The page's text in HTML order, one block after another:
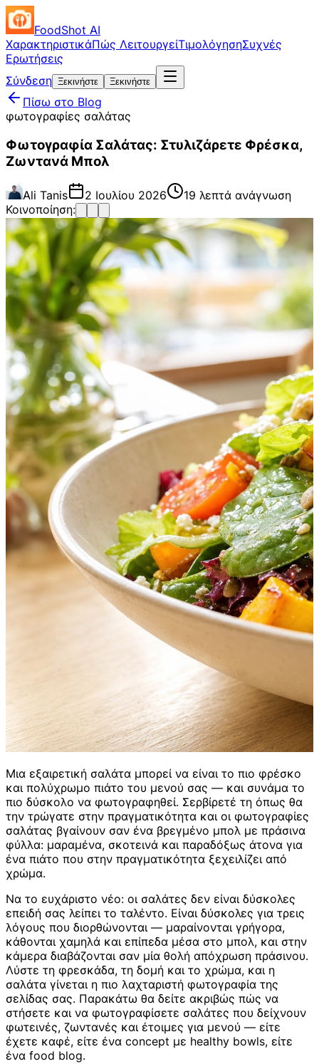
FoodShot AI
ΧαρακτηριστικάΠώς ΛειτουργείΤιμολόγησηΣυχνές
Ερωτήσεις
Σύνδεση Ξεκινήστε Ξεκινήστε
Πίσω στο Blog
φωτογραφίες σαλάτας
Φωτογραφία Σαλάτας: Στυλιζάρετε Φρέσκα,
Ζωντανά Μπολ
Ali Tanis 2 Ιουλίου 2026
19 λεπτά ανάγνωση
Κοινοποίηση:
Μια εξαιρετική σαλάτα μπορεί να είναι το πιο φρέσκο
και πολύχρωμο πιάτο του μενού σας — και συνάμα το
πιο δύσκολο να φωτογραφηθεί. Σερβίρετέ τη όπως θα
την τρώγατε στην πραγματικότητα και οι φωτογραφίες
σαλάτας βγαίνουν σαν ένα βρεγμένο μπολ με πράσινα
φύλλα: μαραμένα, σκοτεινά και παραδόξως άτονα για
ένα πιάτο που στην πραγματικότητα ξεχειλίζει από
χρώμα.
Να το ευχάριστο νέο: οι σαλάτες δεν είναι δύσκολες
επειδή σας λείπει το ταλέντο. Είναι δύσκολες για τρεις
λόγους που διορθώνονται — μαραίνονται γρήγορα,
κάθονται χαμηλά και επίπεδα μέσα στο μπολ, και στην
κάμερα διαβάζονται σαν μία θολή απόχρωση πράσινου.
Λύστε τη φρεσκάδα, τη δομή και το χρώμα, και η
σαλάτα γίνεται η πιο λαχταριστή φωτογραφία της
σελίδας σας. Παρακάτω θα δείτε ακριβώς πώς να
στήσετε και να φωτογραφίσετε σαλάτες που δείχνουν
φωτεινές, ζωντανές και έτοιμες για μενού — είτε
έχετε καφέ, είτε ένα concept με healthy bowls, είτε
ένα food blog.